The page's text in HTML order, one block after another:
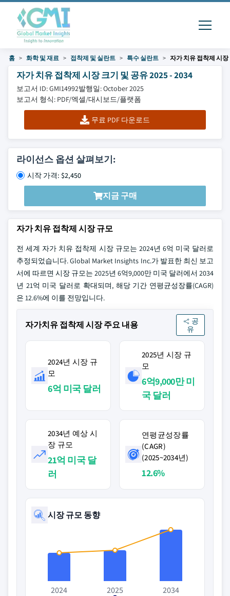
홈 화학 및 재료 접착제 및 실란트 특수 실란트 자가 치유 접착제 시장
자가 치유 접착제 시장 크기 및 공유 2025 - 2034
보고서 ID: GMI14992발행일: October 2025
보고서 형식: PDF/엑셀/대시보드/플랫폼
무료 PDF 다운로드
라이선스 옵션 살펴보기:
시작 가격: $2,450
지금 구매
자가 치유 접착제 시장 규모
전 세계 자가 치유 접착제 시장 규모는 2024년 6억 미국 달러로
추정되었습니다. Global Market Insights Inc.가 발표한 최신 보고
서에 따르면 시장 규모는 2025년 6억9,000만 미국 달러에서 2034
년 21억 미국 달러로 확대되며, 해당 기간 연평균성장률(CAGR)
은 12.6%에 이를 전망입니다.
자가치유 접착제 시장 주요 내용
공
유
2024년 시장 규
모
6억 미국 달러
2025년 시장 규
모
6억9,000만 미
국 달러
2034년 예상 시
장 규모
21억 미국 달
러
연평균성장률
(CAGR)
(2025~2034년)
12.6%
시장 규모 동향
2024
2025
2034